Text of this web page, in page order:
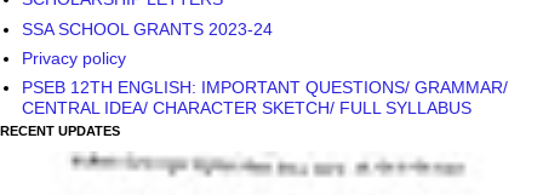
SSA SCHOOL GRANTS 2023-24
Privacy policy
PSEB 12TH ENGLISH: IMPORTANT QUESTIONS/ GRAMMAR/
CENTRAL IDEA/ CHARACTER SKETCH/ FULL SYLLABUS
RECENT UPDATES